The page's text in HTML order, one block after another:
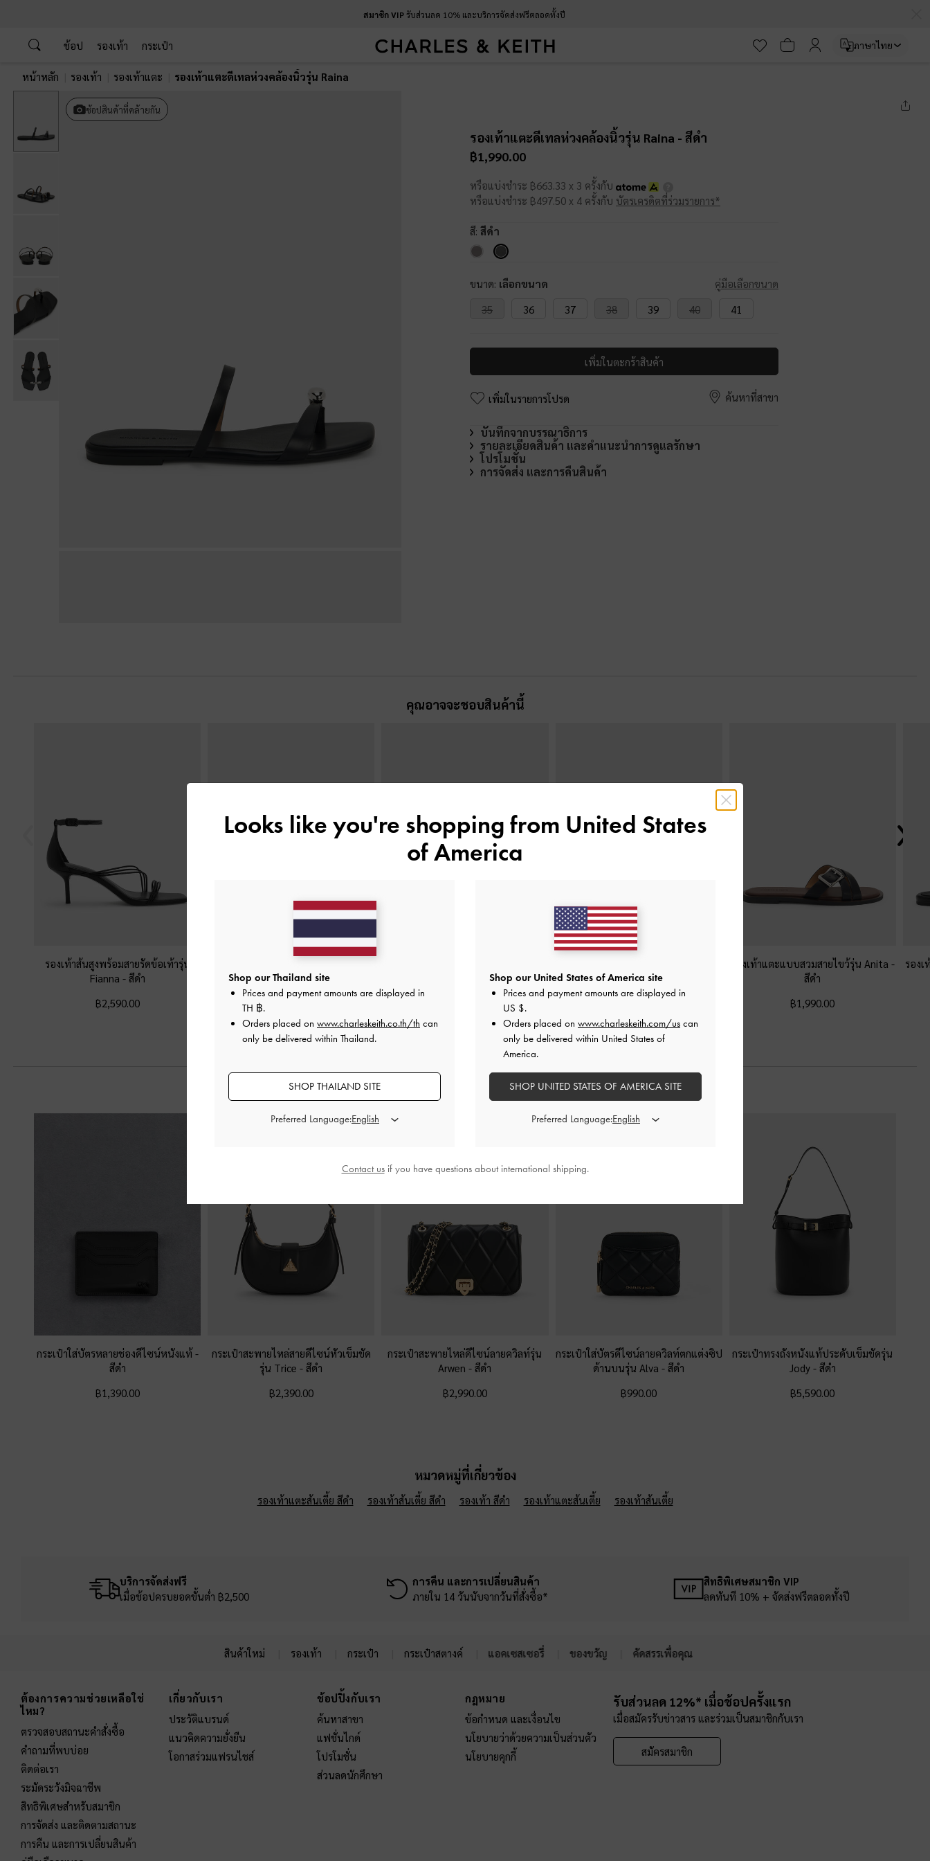
สมาชิก VIPรับส่วนลด 10% และบริการจัดส่งฟรีตลอดทั้งปี
ช้อป รองเท้า กระเป๋า ภาษาไทย
หน้าหลัก รองเท้า รองเท้าแตะ รองเท้าแตะดีเทลห่วงคล้องนิ้วรุ่น Raina
ช้อปสินค้าที่คล้ายกัน
รองเท้าแตะดีเทลห่วงคล้องนิ้วรุ่น Raina - สีดำ
฿1,990.00
หรือแบ่งชำระ ฿663.33 x 3 ครั้งกับ
หรือแบ่งชำระ ฿497.50 x 4 ครั้งกับ บัตรเครดิตที่ร่วมรายการ*
สี: สีดำ
ขนาด: เลือกขนาด
คู่มือเลือกขนาด
35
36 37 38 39 40 41
เพิ่มในตะกร้าสินค้า
เพิ่มในรายการโปรด ค้นหาที่สาขา
บันทึกจากบรรณาธิการ
รายละเอียดสินค้า และคำแนะนำการดูแลรักษา
โปรโมชั่น
การจัดส่ง และการคืนสินค้า
คุณอาจจะชอบสินค้านี้
รองเท้าส้นสูงพร้อมสายรัดข้อเท้ารุ่น
Fianna - สีดำ
฿2,590.00
เมทัลลิค-สีดำ
฿1,990.00
สีดำ
และหมุด -สีดำ
฿2,190.00
รองเท้าแตะแบบสวมสายไขว้รุ่น Anita -
สีดำ
฿1,990.00
รอง
สไตล์ลุคด้วย
กระเป๋าใส่บัตรหลายช่องดีไซน์หนังแท้-
สีดำ
฿1,390.00
กระเป๋าสะพายไหล่สายดีไซน์หัวเข็มขัด
รุ่น Trice-สีดำ
฿2,390.00
กระเป๋าสะพายไหล่ดีไซน์ลายควิลท์รุ่น
Arwen-สีดำ
฿2,990.00
กระเป๋าใส่บัตรดีไซน์ลายควิลท์ตกแต่งซิป
ด้านบนรุ่น Alva-สีดำ
฿990.00
กระเป๋าทรงถังหนังแท้ประดับเข็มขัดรุ่น
Jody - สีดำ
฿5,590.00
หมวดหมู่ที่เกี่ยวข้อง
รองเท้าแตะส้นเตี้ย สีดำ รองเท้าส้นเตี้ย สีดำ รองเท้า สีดำ รองเท้าแตะส้นเตี้ย รองเท้าส้นเตี้ย
บริการจัดส่งฟรี
เมื่อช้อปครบยอดขั้นต่ำ ฿2,500
การคืน และการเปลี่ยนสินค้า
ภายใน 14 วันนับจากวันที่สั่งซื้อ*
สิทธิพิเศษสมาชิก VIP
ลดทันที 10% + จัดส่งฟรีตลอดทั้งปี
สินค้าใหม่ รองเท้า กระเป๋า กระเป๋าสตางค์ แอคเซสเซอรี่ ของขวัญ คัดสรรเพื่อคุณ
ต้องการความช่วยเหลือใช่
ไหม?
ตรวจสอบสถานะคำสั่งซื้อ
คำถามที่พบบ่อย
ติดต่อเรา
ระมัดระวังมิจฉาชีพ
สิทธิพิเศษสำหรับสมาชิก
การจัดส่ง และติดตามสถานะ
การคืน และการเปลี่ยนสินค้า
เกี่ยวกับเรา
ประวัติแบรนด์
แนวคิดความยั่งยืน
โอกาสร่วมแฟรนไชส์
ช้อปปิ้งกับเรา
ค้นหาสาขา
แฟชั่นไกด์
โปรโมชั่น
ส่วนลดนักศึกษา
กฎหมาย
ข้อกำหนด และเงื่อนไข
นโยบายว่าด้วยความเป็นส่วนตัว
นโยบายคุกกี้
รับส่วนลด 12%* เมื่อช้อปครั้งแรก
เมื่อสมัครรับข่าวสาร และร่วมเป็นสมาชิกกับเรา
สมัครสมาชิก
Looks like you're shopping from United States
of America
Shop our Thailand site
Prices and payment amounts are displayed in
TH ฿.
Orders placed on www.charleskeith.co.th/th can
only be delivered within Thailand.
SHOP THAILAND SITE
Preferred Language:
Shop our United States of America site
Prices and payment amounts are displayed in
US $.
Orders placed on www.charleskeith.com/us can
only be delivered within United States of
America.
SHOP UNITED STATES OF AMERICA SITE
Preferred Language:
Contact usif you have questions about international shipping.